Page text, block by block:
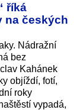
říká
na českých
Nádražní
bez
Kahánek
objíždí, fotí,
roky
vypadá,